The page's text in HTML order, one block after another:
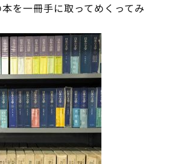
を一冊手に取ってめくってみ